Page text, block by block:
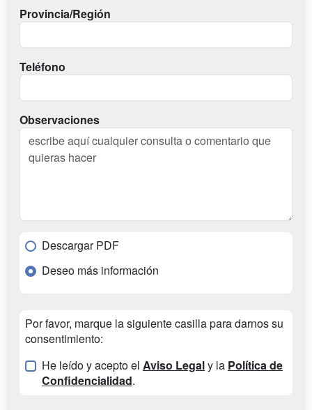
Provincia/Región
Teléfono
Observaciones
Descargar PDF
Deseo más información
Por favor, marque la siguiente casilla para darnos su
consentimiento:
He leído y acepto el Aviso Legaly la Política de
Confidencialidad.